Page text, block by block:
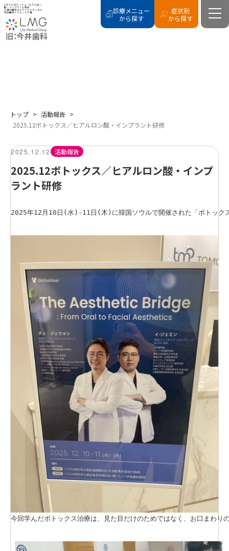
2025.12ボトックス／ヒアルロン
酸・インプラント研修
八潮の歯科ならライフメディカル
総合歯科クリニック八潮
診療メニュー
から探す
症状別
から探す
トップ > 活動報告 >
2025.12ボトックス／ヒアルロン酸・インプラント研修
2025.12.12 活動報告
2025.12ボトックス／ヒアルロン酸・インプ
ラント研修
2025年12月10日(水)-11日(木)に韓国ソウルで開催された「ボトック
今回学んだボトックス治療は、見た目だけのためではなく、お口まわ